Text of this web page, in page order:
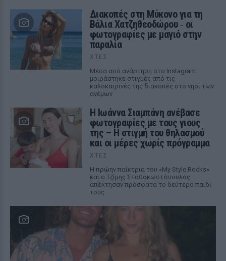
Διακοπές στη Μύκονο για τη
Βάλια Χατζηθεοδώρου ‑ οι
φωτογραφίες με μαγιό στην
παραλία
ΧΤΕΣ
Μέσα από ανάρτηση στο Instagram
μοιράστηκε στιγμές από τις
καλοκαιρινές της διακοπές στο νησί των
ανέμων
H Ιωάννα Σιαμπάνη ανέβασε
φωτογραφίες με τους γιους
της – Η στιγμή του θηλασμού
και οι μέρες χωρίς πρόγραμμα
ΧΤΕΣ
Η πρώην παίκτρια του «My Style Rocks»
και ο Τζίμης Σταθοκωστόπουλος
απέκτησαν πρόσφατα το δεύτερο παιδί
τους